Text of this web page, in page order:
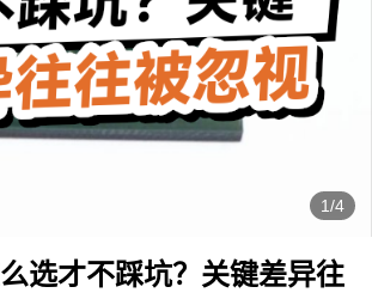
1/4
选才不踩坑？关键差异往